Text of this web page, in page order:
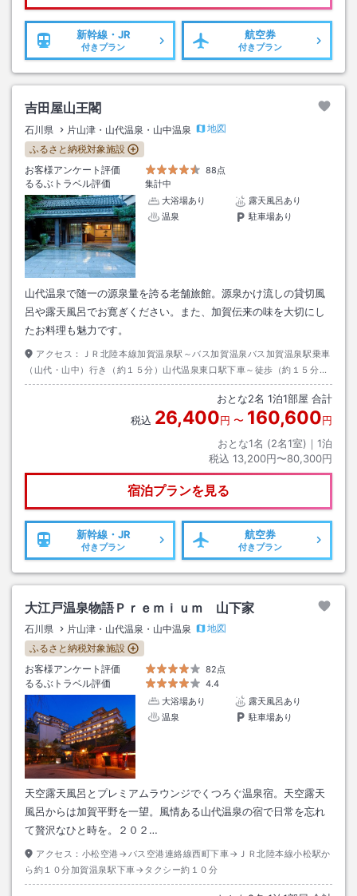
新幹線・JR
付きプラン
航空券
付きプラン
吉田屋山王閣
石川県 片山津・山代温泉・山中温泉
地図
ふるさと納税対象施設
お客様アンケート評価
88点
るるぶトラベル評価
集計中
大浴場あり
露天風呂あり
温泉
駐車場あり
山代温泉で随一の源泉量を誇る老舗旅館。源泉かけ流しの貸切風
呂や露天風呂でお寛ぎください。また、加賀伝来の味を大切にし
たお料理も魅力です。
アクセス：
ＪＲ北陸本線加賀温泉駅～バス加賀温泉バス加賀温泉駅乗車
（山代・山中）行き（約１５分）山代温泉東口駅下車～徒歩（約１５分）
またはタクシー（約３分）
おとな2名 1泊1部屋 合計
税込 26,400円 〜 160,600円
おとな1名 (2名1室)｜ 1泊
税込 13,200円〜80,300円
宿泊プランを見る
新幹線・JR
付きプラン
航空券
付きプラン
大江戸温泉物語Ｐｒｅｍｉｕｍ 山下家
石川県 片山津・山代温泉・山中温泉
地図
ふるさと納税対象施設
お客様アンケート評価
82点
るるぶトラベル評価
4.4
大浴場あり
露天風呂あり
温泉
駐車場あり
天空露天風呂とプレミアムラウンジでくつろぐ温泉宿。天空露天
風呂からは加賀平野を一望。風情ある山代温泉の宿で日常を忘れ
て贅沢なひと時を。２０２…
アクセス： 小松空港→バス空港連絡線西町下車→ＪＲ北陸本線小松駅か
ら約１０分加賀温泉駅下車→タクシー約１０分